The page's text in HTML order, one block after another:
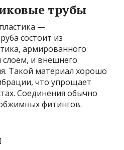
трубы
—
состоит из
армированного
и внешнего
Такой материал хорошо
что упрощает
Соединения обычно
фитингов.